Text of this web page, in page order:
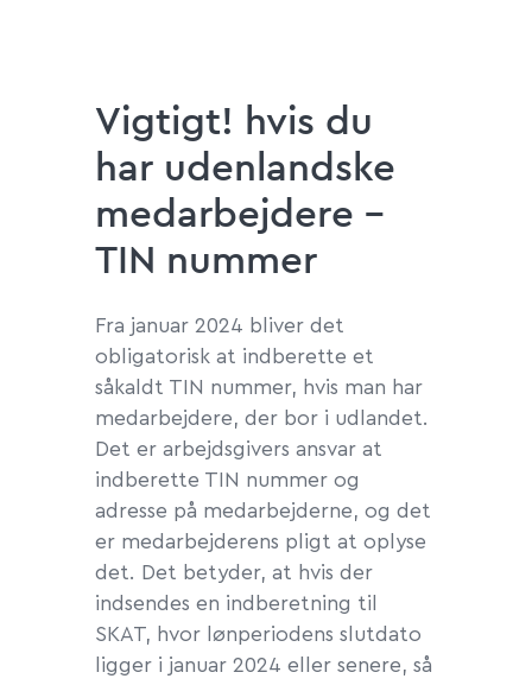
Vigtigt! hvis du
har udenlandske
medarbejdere -
TIN nummer
Fra januar 2024 bliver det
obligatorisk at indberette et
såkaldt TIN nummer, hvis man har
medarbejdere, der bor i udlandet.
Det er arbejdsgivers ansvar at
indberette TIN nummer og
adresse på medarbejderne, og det
er medarbejderens pligt at oplyse
det. Det betyder, at hvis der
indsendes en indberetning til
SKAT, hvor lønperiodens slutdato
ligger i januar 2024 eller senere, så